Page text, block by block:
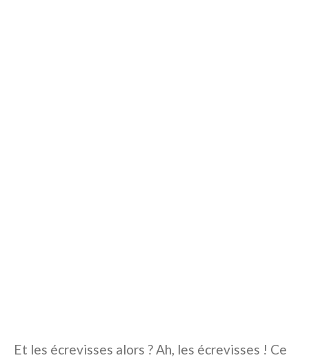
Et les écrevisses alors ? Ah, les écrevisses ! Ce